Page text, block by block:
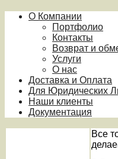
О Компании
Портфолио
Контакты
Возврат и
Услуги
О нас
Доставка и Оплата
Для Юридических
Наши клиенты
Документация
Все